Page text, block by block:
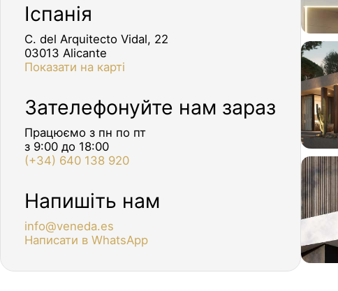
Іспанія
C. del Arquitecto Vidal, 22
03013 Alicante
Показати на карті
Зателефонуйте нам зараз
Працюємо з пн по пт
з 9:00 до 18:00
(+34) 640 138 920
Напишіть нам
info@veneda.es
Написати в WhatsApp